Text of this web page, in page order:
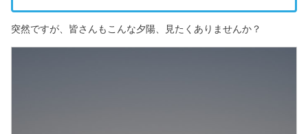
突然ですが、皆さんもこんな夕陽、見たくありませんか？